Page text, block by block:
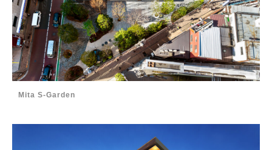
Mita S-Garden